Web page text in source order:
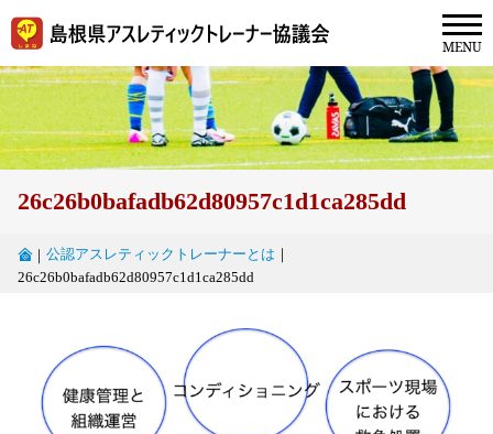
26c26b0bafadb62d80957c1d1ca285dd
｜ 公認アスレティックトレーナーとは
26c26b0bafadb62d80957c1d1ca285dd